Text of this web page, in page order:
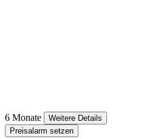
6 Monate
Weitere Details
Preisalarm setzen